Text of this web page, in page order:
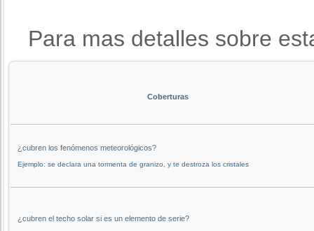
Para mas detalles sobre
Coberturas
¿cubren los fenómenos meteorológicos?
Ejemplo: se declara una tormenta de granizo, y te destroza los cristales
¿cubren el techo solar si es un elemento de serie?